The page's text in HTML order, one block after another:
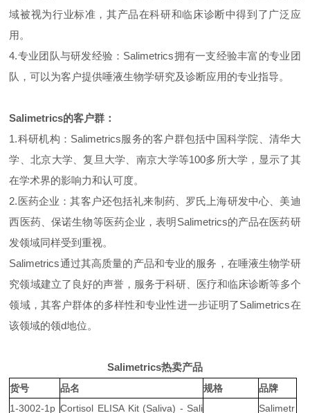
域被视为行业标准，其产品在科研和临床诊断中得到了广泛应
用。
4.专业团队与研发经验：Salimetrics拥有一支经验丰富的专业团
队，可以为客户提供唾液生物学研究及诊断应用的专业指导。
Salimetrics的客户群：
1.科研机构：Salimetrics服务的客户群包括中国科学院、清华大
学、北京大学、复旦大学、南京大学等100多所大学，显示了其
在学术界的影响力和认可度。
2.医药企业：其客户还包括礼来制药、罗氏上海研发中心、美迪
西医药、保诺生物等医药企业，表明Salimetrics的产品在医药研
发领域同样受到重视。
Salimetrics通过其高质量的产品和专业的服务，在唾液生物学研
究领域建立了良好的声誉，服务于科研、医疗和临床诊断等多个
领域，其客户群体的多样性和专业性进一步证明了Salimetrics在
该领域的领d地位。
Salimetrics热卖产品
货号 品名 规格
品牌
1-3002-1p Cortisol ELISA Kit (Saliva) - Sali
Salimetr